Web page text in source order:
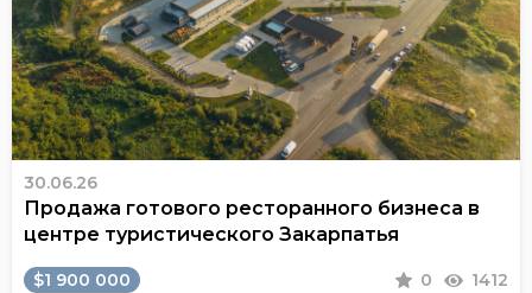
30.06.26
Продажа готового ресторанного бизнеса в
центре туристического Закарпатья
$1 900 000 0 1412